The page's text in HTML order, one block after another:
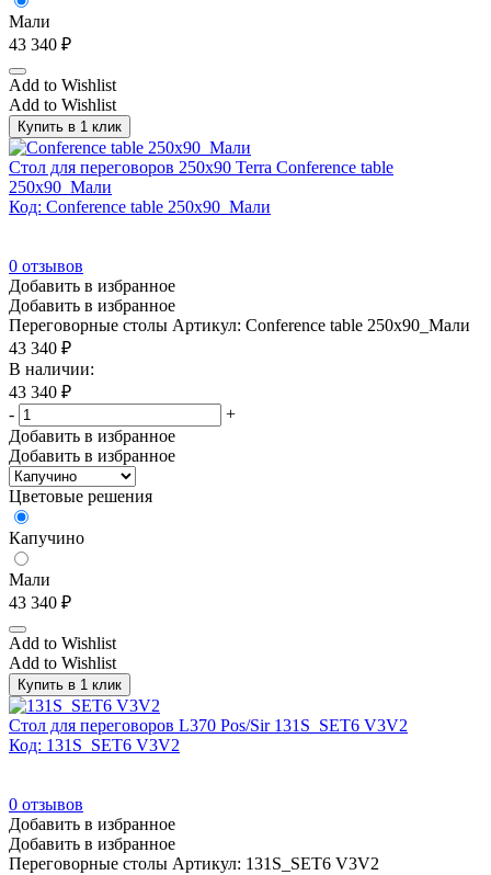
Мали
43 340 ₽
Add to Wishlist
Add to Wishlist
Купить в 1 клик
Стол для переговоров 250х90 Terra Conference table
250x90_Мали
Код: Conference table 250x90_Мали
0 отзывов
Добавить в избранное
Добавить в избранное
Переговорные столы Артикул: Conference table 250x90_Мали
43 340 ₽
В наличии:
43 340 ₽
-
+
Добавить в избранное
Добавить в избранное
Цветовые решения
Капучино
Мали
43 340 ₽
Add to Wishlist
Add to Wishlist
Купить в 1 клик
Стол для переговоров L370 Pos/Sir 131S_SET6 V3V2
Код: 131S_SET6 V3V2
0 отзывов
Добавить в избранное
Добавить в избранное
Переговорные столы Артикул: 131S_SET6 V3V2